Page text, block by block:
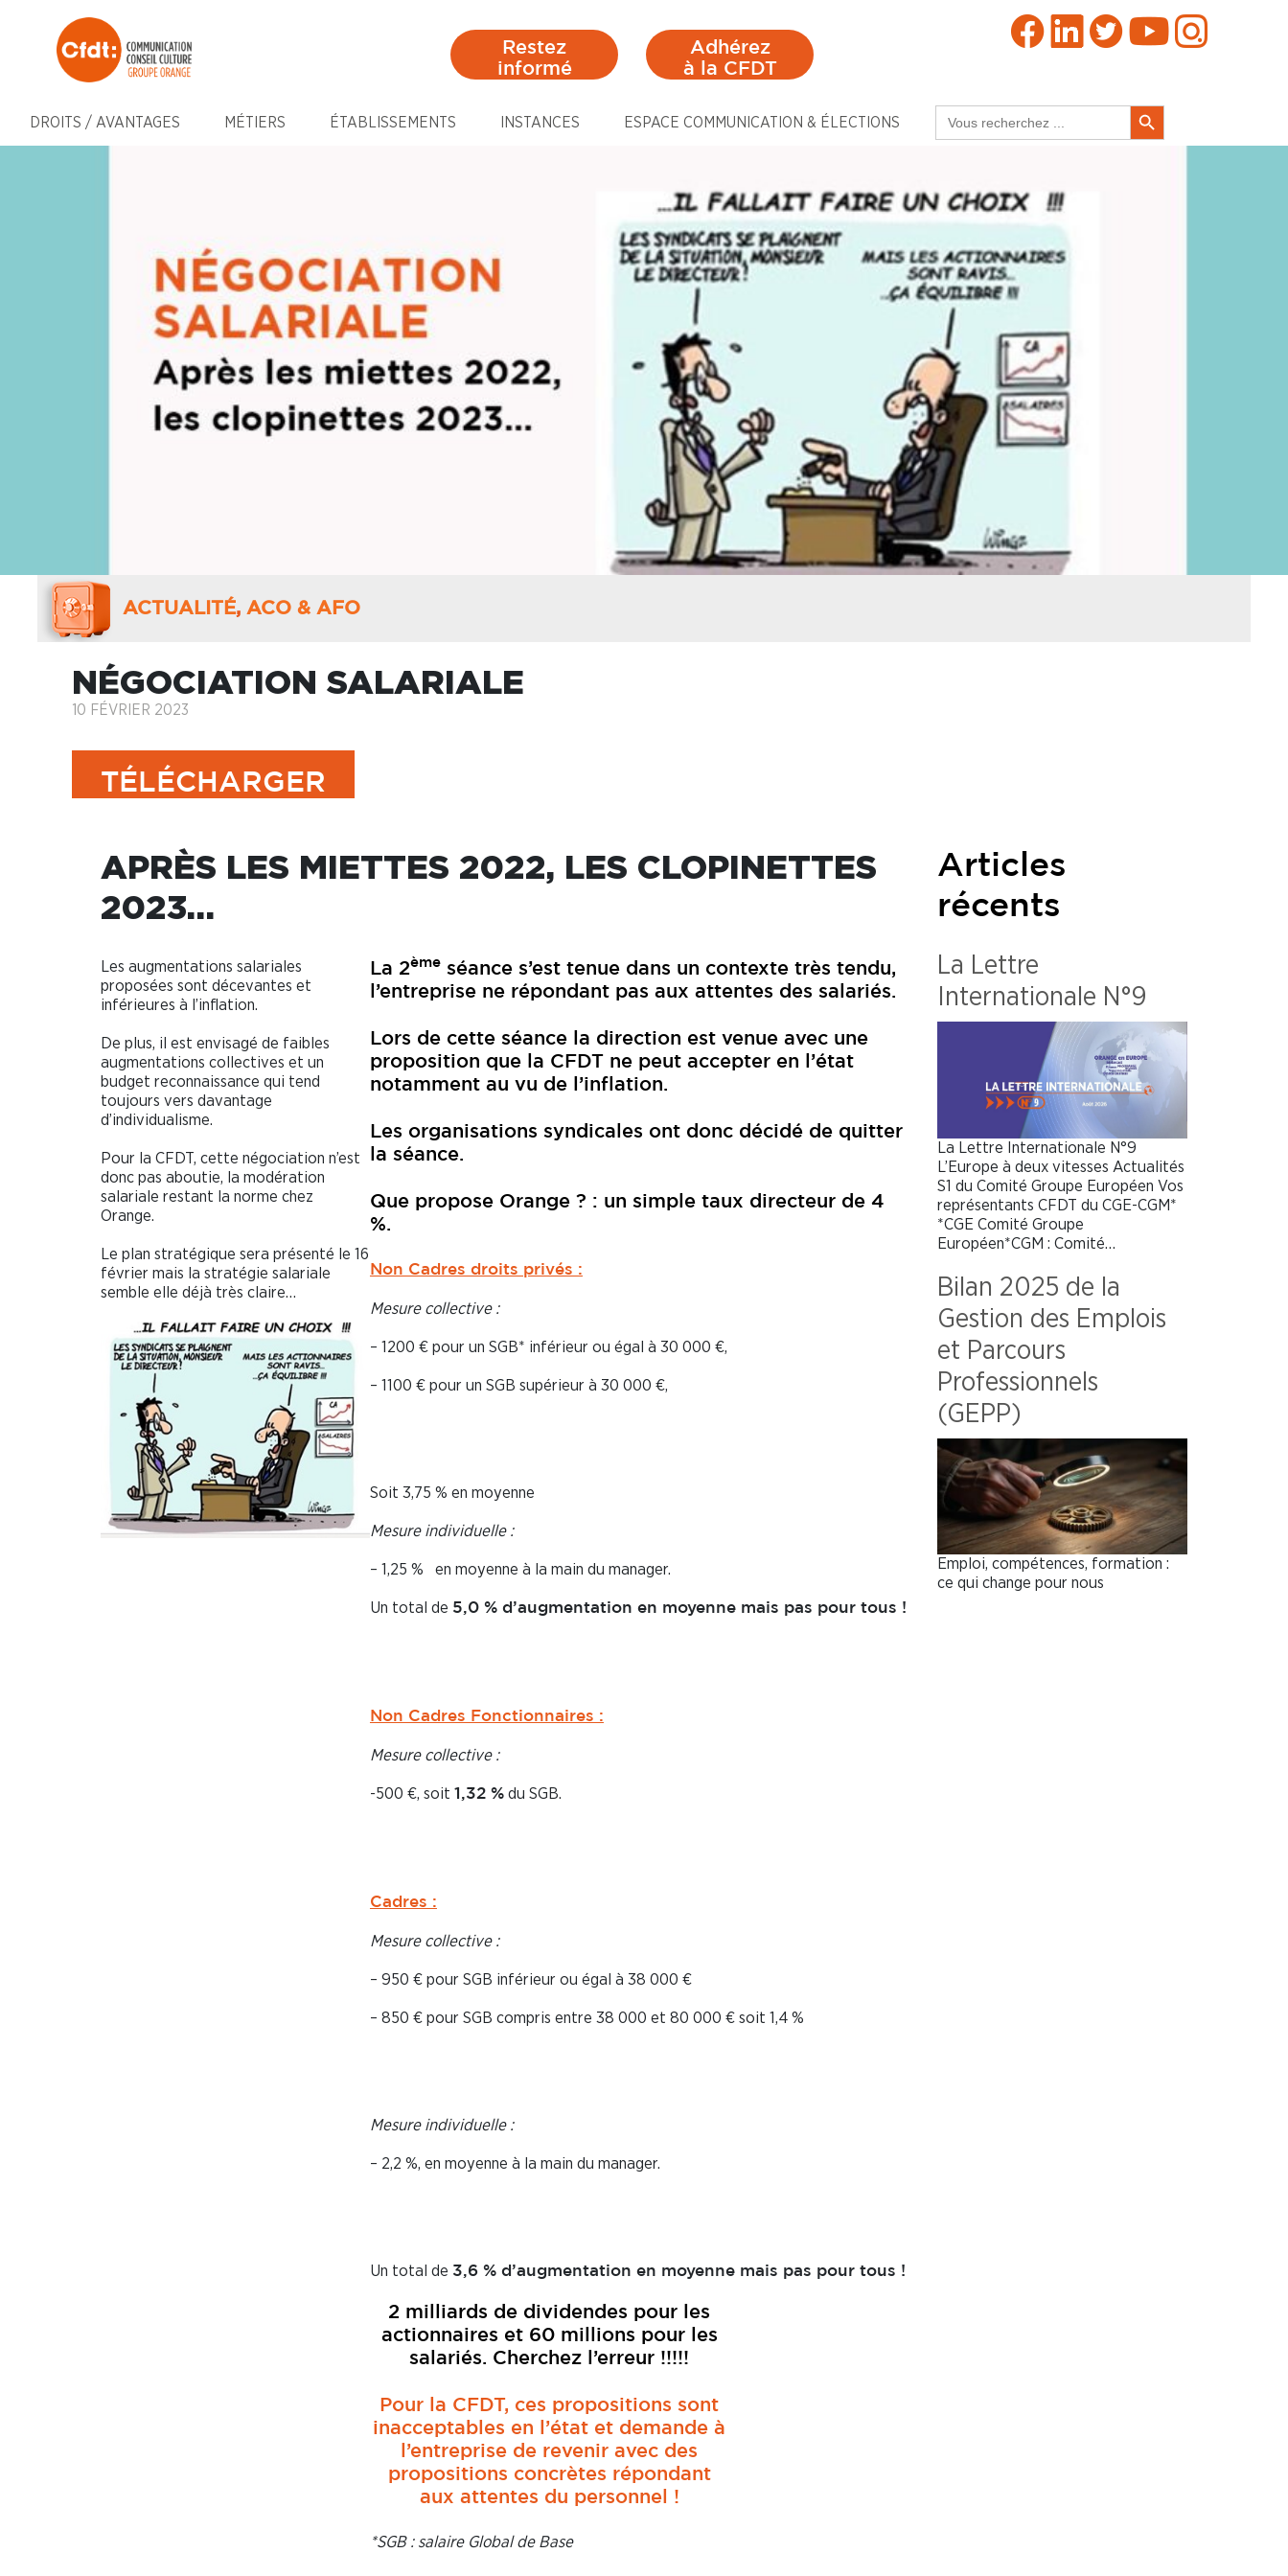
Restez
informé
Adhérez
à la CFDT
DROITS / AVANTAGES MÉTIERS ÉTABLISSEMENTS INSTANCES ESPACE COMMUNICATION & ÉLECTIONS
for:
Search Button
ACTUALITÉ, ACO & AFO
NÉGOCIATION SALARIALE
10 FÉVRIER 2023
TÉLÉCHARGER
APRÈS LES MIETTES 2022, LES CLOPINETTES
2023…
Les augmentations salariales
proposées sont décevantes et
inférieures à l’inflation.
De plus, il est envisagé de faibles
augmentations collectives et un
budget reconnaissance qui tend
toujours vers davantage
d’individualisme.
Pour la CFDT, cette négociation n’est
donc pas aboutie, la modération
salariale restant la norme chez
Orange.
Le plan stratégique sera présenté le 16
février mais la stratégie salariale
semble elle déjà très claire…
La 2èmeséance s’est tenue dans un contexte très tendu,
l’entreprise ne répondant pas aux attentes des salariés.
Lors de cette séance la direction est venue avec une
proposition que la CFDT ne peut accepter en l’état
notamment au vu de l’inflation.
Les organisations syndicales ont donc décidé de quitter
la séance.
Que propose Orange ? : un simple taux directeur de 4
%.
Non Cadres droits privés :
Mesure collective :
– 1200 € pour un SGB* inférieur ou égal à 30 000 €,
– 1100 € pour un SGB supérieur à 30 000 €,
Soit 3,75 % en moyenne
Mesure individuelle :
– 1,25 % en moyenne à la main du manager.
Un total de 5,0 % d’augmentation en moyenne mais pas pour tous !
Non Cadres Fonctionnaires :
Mesure collective :
-500 €, soit 1,32 %du SGB.
Cadres :
Mesure collective :
– 950 € pour SGB inférieur ou égal à 38 000 €
– 850 € pour SGB compris entre 38 000 et 80 000 € soit 1,4 %
Mesure individuelle :
– 2,2 %, en moyenne à la main du manager.
Un total de 3,6 % d’augmentation en moyenne mais pas pour tous !
2 milliards de dividendes pour les
actionnaires et 60 millions pour les
salariés. Cherchez l’erreur !!!!!
Pour la CFDT, ces propositions sont
inacceptables en l’état et demande à
l’entreprise de revenir avec des
propositions concrètes répondant
aux attentes du personnel !
*SGB : salaire Global de Base
Articles
récents
La Lettre
Internationale N°9
La Lettre Internationale N°9
L’Europe à deux vitesses Actualités
S1 du Comité Groupe Européen Vos
représentants CFDT du CGE-CGM*
*CGE Comité Groupe
Européen*CGM : Comité…
Bilan 2025 de la
Gestion des Emplois
et Parcours
Professionnels
(GEPP)
Emploi, compétences, formation :
ce qui change pour nous